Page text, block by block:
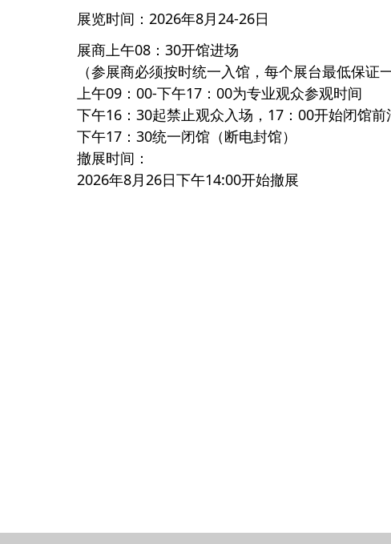
展览时间： 2026年8月24-26日
展商上午08：30开馆进场
（参展商必须按时统一入馆，每个展台最低保证
上午09：00-下午17：00为专业观众参观时间
下午16：30起禁止观众入场，17：00开始闭馆前
下午17：30统一闭馆（断电封馆）
撤展时间：
2026年8月26日下午14:00开始撤展